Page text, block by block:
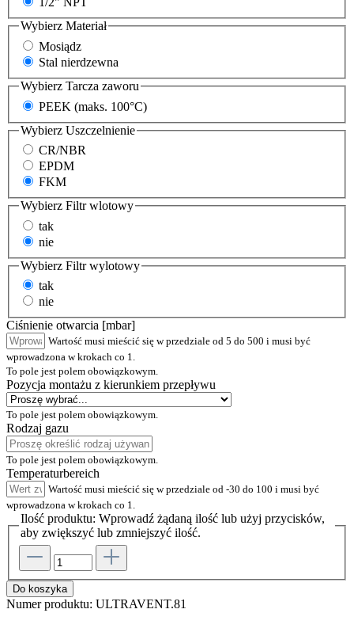
Wybierz Materiał
Mosiądz
Stal nierdzewna
Wybierz Tarcza zaworu
PEEK (maks. 100°C)
Wybierz Uszczelnienie
CR/NBR
EPDM
FKM
Wybierz Filtr wlotowy
tak
nie
Wybierz Filtr wylotowy
tak
nie
Ciśnienie otwarcia [mbar]
Wartość musi mieścić się w przedziale od 5 do 500 i musi być
wprowadzona w krokach co 1.
To pole jest polem obowiązkowym.
Pozycja montażu z kierunkiem przepływu
To pole jest polem obowiązkowym.
Rodzaj gazu
To pole jest polem obowiązkowym.
Temperaturbereich
Wartość musi mieścić się w przedziale od -30 do 100 i musi być
wprowadzona w krokach co 1.
Ilość produktu: Wprowadź żądaną ilość lub użyj przycisków,
aby zwiększyć lub zmniejszyć ilość.
Do koszyka
Numer produktu: ULTRAVENT.81